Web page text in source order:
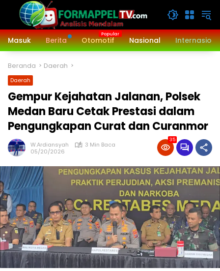
Langsung
konten
Masuk
Berita Otomotif Nasional
Beranda Daerah
Daerah
Gempur Kejahatan Jalanan, Polsek
Medan Baru Cetak Prestasi dalam
Pengungkapan Curat dan Curanmor
W.Ardiansyah
3 Min Baca
05/20/2026
35